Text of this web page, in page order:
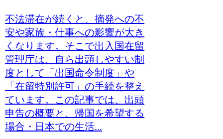
不法滞在が続くと、摘発への不
安や家族・仕事への影響が大き
くなります。そこで出入国在留
管理庁は、自ら出頭しやすい制
度として「出国命令制度」や
「在留特別許可」の手続を整え
ています。この記事では、出頭
申告の概要と、帰国を希望する
場合・日本での生活...